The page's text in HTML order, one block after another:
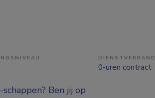
DIENSTVERBAND
0-uren contract
Ben jij op